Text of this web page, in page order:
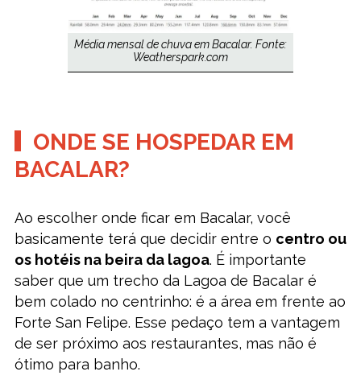
Média mensal de chuva em Bacalar. Fonte:
Weatherspark.com
ONDE SE HOSPEDAR EM
BACALAR?
Ao escolher onde ficar em Bacalar, você
basicamente terá que decidir entre o centro ou
os hotéis na beira da lagoa. É importante
saber que um trecho da Lagoa de Bacalar é
bem colado no centrinho: é a área em frente ao
Forte San Felipe. Esse pedaço tem a vantagem
de ser próximo aos restaurantes, mas não é
ótimo para banho.